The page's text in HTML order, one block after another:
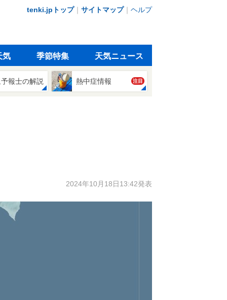
tenki.jpトップ｜ サイトマップ｜ ヘルプ
気 季節特集 天気ニュース
報士の解説 熱中症情報 注目
2024年10月18日13:42発表